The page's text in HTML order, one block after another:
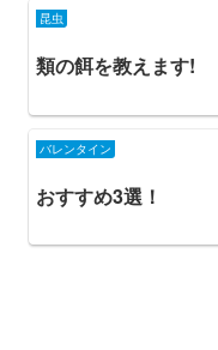
昆虫
類の餌を教えます!
バレンタイン
おすすめ3選！